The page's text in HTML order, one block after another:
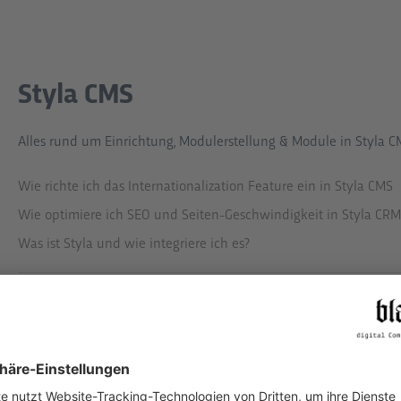
Styla CMS
Alles rund um Einrichtung, Modulerstellung & Module in Styla
Wie richte ich das Internationalization Feature ein in Styla CMS
Wie optimiere ich SEO und Seiten-Geschwindigkeit in Styla CRM
Was ist Styla und wie integriere ich es?